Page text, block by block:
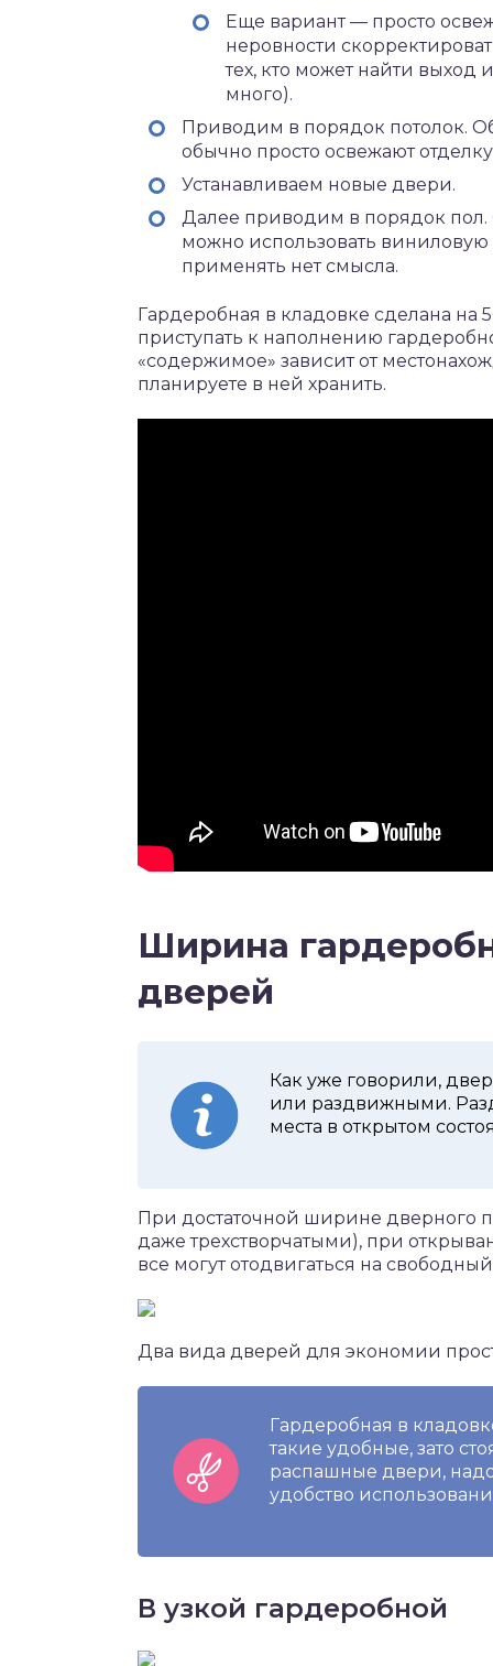
Еще вариант — просто
неровности
тех, кто может найти выход
много).
Приводим в порядок потолок.
обычно просто освежают
Устанавливаем новые двери.
Далее приводим в порядок
можно использовать
применять нет смысла.
Гардеробная в кладовке сделана
приступать к наполнению
«содержимое» зависит от
планируете в ней хранить.
Ширина
дверей
Как уже говорили,
или раздвижными.
места в открытом
При достаточной ширине дверного
даже трехстворчатыми), при
все могут отодвигаться на
Два вида дверей для экономии
Гардеробная в
такие удобные, зато
распашные двери, надо
удобство
В узкой гардеробной